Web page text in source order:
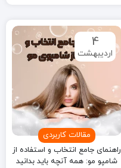
مقالات کاربردی
4
اردیبهشت
راهنمای جامع انتخاب و استفاده از
شامپو مو: همه آنچه باید بدانید